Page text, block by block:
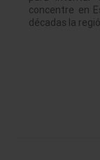
concentre en
décadas la